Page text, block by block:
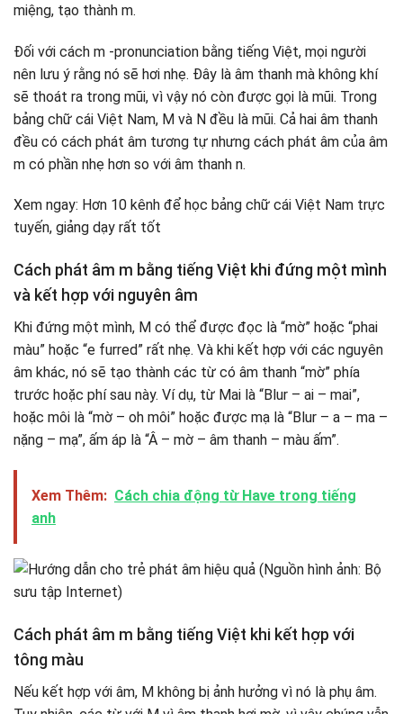
miệng, tạo thành m.
Đối với cách m -pronunciation bằng tiếng Việt, mọi người
nên lưu ý rằng nó sẽ hơi nhẹ. Đây là âm thanh mà không khí
sẽ thoát ra trong mũi, vì vậy nó còn được gọi là mũi. Trong
bảng chữ cái Việt Nam, M và N đều là mũi. Cả hai âm thanh
đều có cách phát âm tương tự nhưng cách phát âm của âm
m có phần nhẹ hơn so với âm thanh n.
Xem ngay: Hơn 10 kênh để học bảng chữ cái Việt Nam trực
tuyến, giảng dạy rất tốt
Cách phát âm m bằng tiếng Việt khi đứng một mình
và kết hợp với nguyên âm
Khi đứng một mình, M có thể được đọc là “mờ” hoặc “phai
màu” hoặc “e furred” rất nhẹ. Và khi kết hợp với các nguyên
âm khác, nó sẽ tạo thành các từ có âm thanh “mờ” phía
trước hoặc phí sau này. Ví dụ, từ Mai là “Blur – ai – mai”,
hoặc môi là “mờ – oh môi” hoặc được mạ là “Blur – a – ma –
nặng – mạ”, ấm áp là “Â – mờ – âm thanh – màu ấm”.
Xem Thêm: Cách chia động từ Have trong tiếng
anh
Cách phát âm m bằng tiếng Việt khi kết hợp với
tông màu
Nếu kết hợp với âm, M không bị ảnh hưởng vì nó là phụ âm.